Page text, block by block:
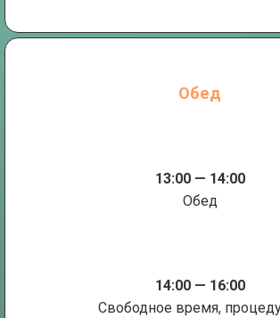
Обед
13:00 — 14:00
Обед
14:00 — 16:00
Свободное время,